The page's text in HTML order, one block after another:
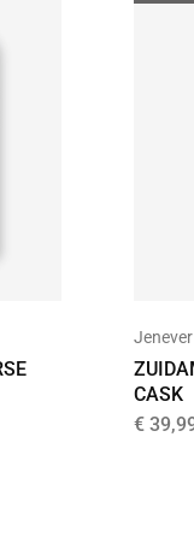
Jenever
CASK
€